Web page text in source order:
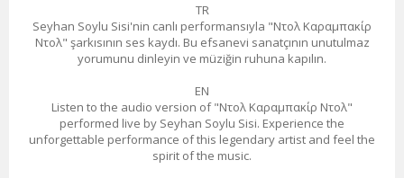
TR
Seyhan Soylu Sisi'nin canlı performansıyla "Ντολ Καραμπακίρ
Ντολ" şarkısının ses kaydı. Bu efsanevi sanatçının unutulmaz
yorumunu dinleyin ve müziğin ruhuna kapılın.
EN
Listen to the audio version of "Ντολ Καραμπακίρ Ντολ"
performed live by Seyhan Soylu Sisi. Experience the
unforgettable performance of this legendary artist and feel the
spirit of the music.